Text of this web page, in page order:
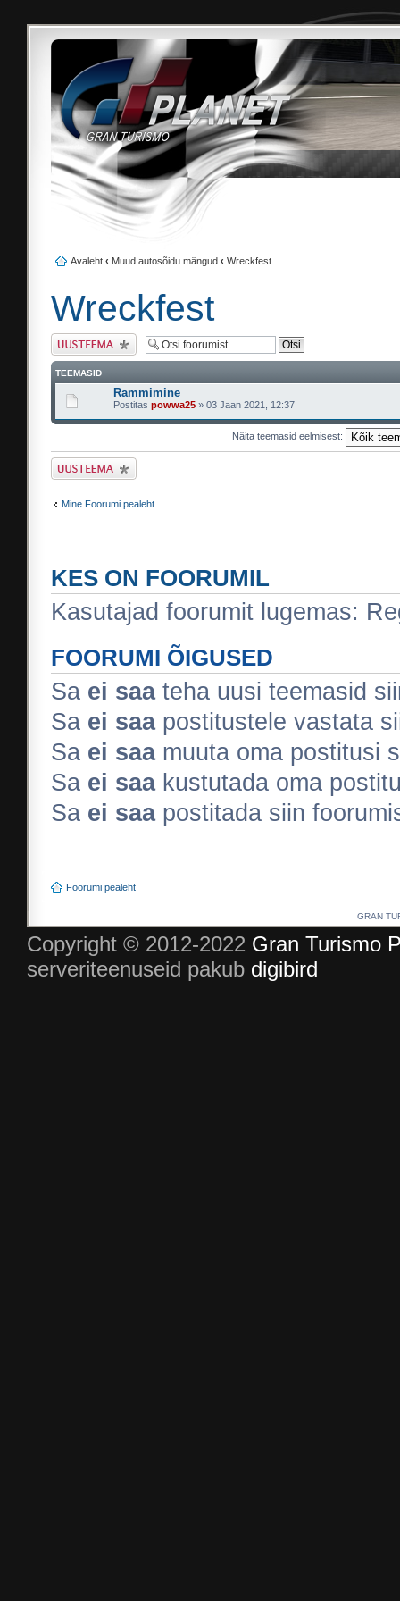
Avaleht ‹ Muud autosõidu mängud ‹ Wreckfest
Wreckfest
Tee uus teema
TEEMASID
Rammimine
Postitas powwa25 » 03 Jaan 2021, 12:37
Näita teemasid eelmisest:
Tee uus teema
Mine Foorumi pealeht
KES ON FOORUMIL
Kasutajad foorumit lugemas:
FOORUMI ÕIGUSED
Sa ei saateha uusi teemasid
Sa ei saapostitustele vastata
Sa ei saamuuta oma postitusi
Sa ei saakustutada oma
Sa ei saapostitada siin
Foorumi pealeht
GRAN
Copyright © 2012-2022 Gran Turismo
serveriteenuseid pakub digibird